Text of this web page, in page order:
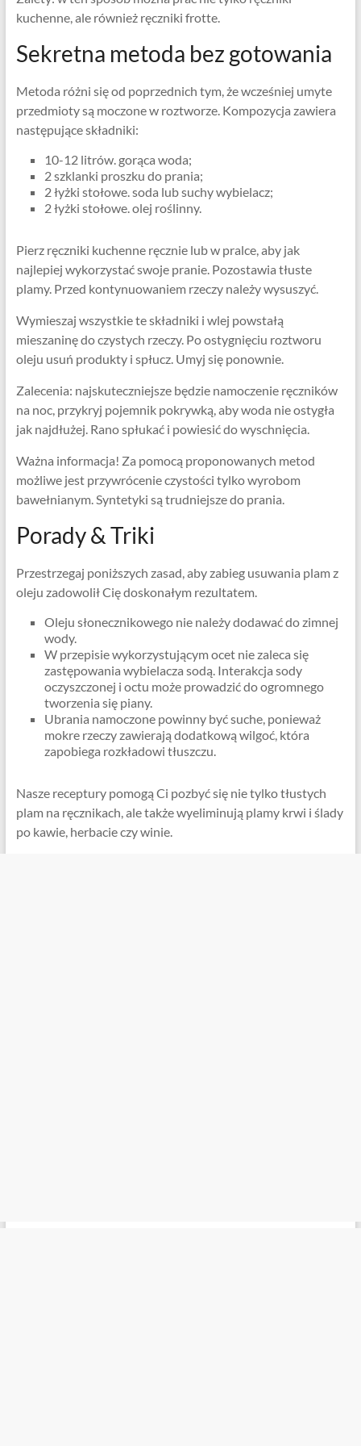
kuchenne, ale również ręczniki frotte.
Sekretna metoda bez gotowania
Metoda różni się od poprzednich tym, że wcześniej umyte
przedmioty są moczone w roztworze. Kompozycja zawiera
następujące składniki:
10-12 litrów. gorąca woda;
2 szklanki proszku do prania;
2 łyżki stołowe. soda lub suchy wybielacz;
2 łyżki stołowe. olej roślinny.
Pierz ręczniki kuchenne ręcznie lub w pralce, aby jak
najlepiej wykorzystać swoje pranie. Pozostawia tłuste
plamy. Przed kontynuowaniem rzeczy należy wysuszyć.
Wymieszaj wszystkie te składniki i wlej powstałą
mieszaninę do czystych rzeczy. Po ostygnięciu roztworu
oleju usuń produkty i spłucz. Umyj się ponownie.
Zalecenia: najskuteczniejsze będzie namoczenie ręczników
na noc, przykryj pojemnik pokrywką, aby woda nie ostygła
jak najdłużej. Rano spłukać i powiesić do wyschnięcia.
Ważna informacja! Za pomocą proponowanych metod
możliwe jest przywrócenie czystości tylko wyrobom
bawełnianym. Syntetyki są trudniejsze do prania.
Porady & Triki
Przestrzegaj poniższych zasad, aby zabieg usuwania plam z
oleju zadowolił Cię doskonałym rezultatem.
Oleju słonecznikowego nie należy dodawać do zimnej
wody.
W przepisie wykorzystującym ocet nie zaleca się
zastępowania wybielacza sodą. Interakcja sody
oczyszczonej i octu może prowadzić do ogromnego
tworzenia się piany.
Ubrania namoczone powinny być suche, ponieważ
mokre rzeczy zawierają dodatkową wilgoć, która
zapobiega rozkładowi tłuszczu.
Nasze receptury pomogą Ci pozbyć się nie tylko tłustych
plam na ręcznikach, ale także wyeliminują plamy krwi i ślady
po kawie, herbacie czy winie.